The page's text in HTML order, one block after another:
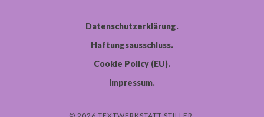
Datenschutzerklärung
Haftungsausschluss
Cookie Policy (EU)
Impressum